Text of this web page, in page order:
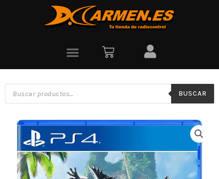
BUSCAR